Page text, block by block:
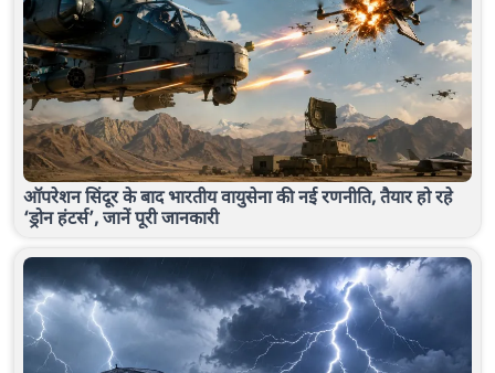
ऑपरेशन सिंदूर के बाद भारतीय वायुसेना की नई रणनीति, तैयार हो रहे
‘ड्रोन हंटर्स’, जानें पूरी जानकारी